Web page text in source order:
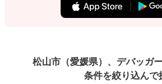
松山市（愛媛県）、デバッガ
条件を絞り込んで